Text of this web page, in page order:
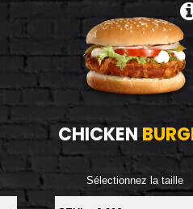
CHICKEN
Sélectionnez la taille